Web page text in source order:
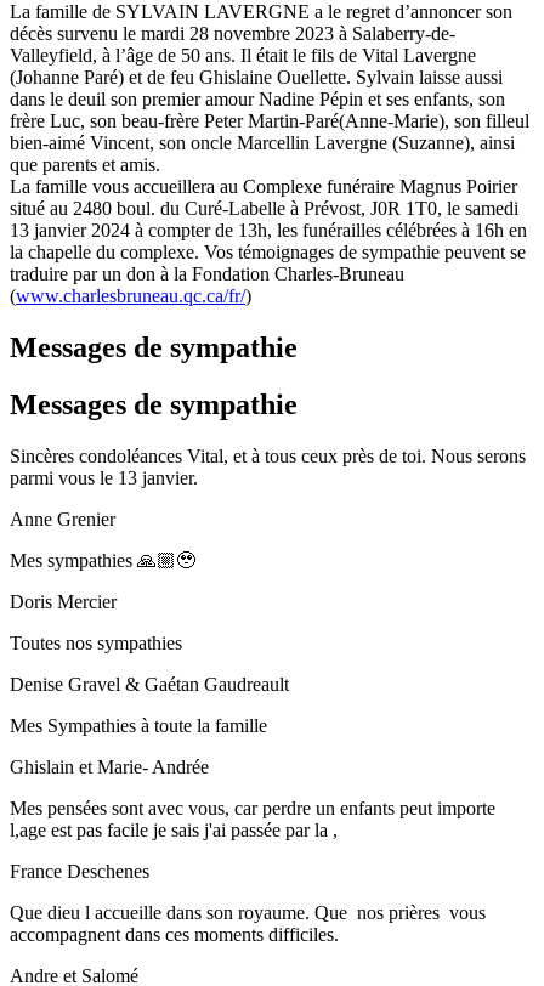
La famille de SYLVAIN LAVERGNE a le regret d’annoncer son
décès survenu le mardi 28 novembre 2023 à Salaberry-de-
Valleyfield, à l’âge de 50 ans. Il était le fils de Vital Lavergne
(Johanne Paré) et de feu Ghislaine Ouellette. Sylvain laisse aussi
dans le deuil son premier amour Nadine Pépin et ses enfants, son
frère Luc, son beau-frère Peter Martin-Paré(Anne-Marie), son filleul
bien-aimé Vincent, son oncle Marcellin Lavergne (Suzanne), ainsi
que parents et amis.
La famille vous accueillera au Complexe funéraire Magnus Poirier
situé au 2480 boul. du Curé-Labelle à Prévost, J0R 1T0, le samedi
13 janvier 2024 à compter de 13h, les funérailles célébrées à 16h en
la chapelle du complexe. Vos témoignages de sympathie peuvent se
traduire par un don à la Fondation Charles-Bruneau
(www.charlesbruneau.qc.ca/fr/)
Messages de sympathie
Messages de sympathie
Sincères condoléances Vital, et à tous ceux près de toi. Nous serons
parmi vous le 13 janvier.
Anne Grenier
Mes sympathies 🙏🏼🥹
Doris Mercier
Toutes nos sympathies
Denise Gravel & Gaétan Gaudreault
Mes Sympathies à toute la famille
Ghislain et Marie- Andrée
Mes pensées sont avec vous, car perdre un enfants peut importe
l,age est pas facile je sais j'ai passée par la ,
France Deschenes
Que dieu l accueille dans son royaume. Que nos prières vous
accompagnent dans ces moments difficiles.
Andre et Salomé